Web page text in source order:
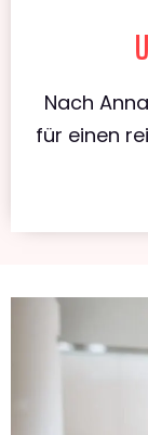
Nach
für einen